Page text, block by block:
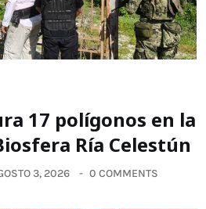
17 polígonos en la
Ría Celestún
3, 2026 0 COMMENTS